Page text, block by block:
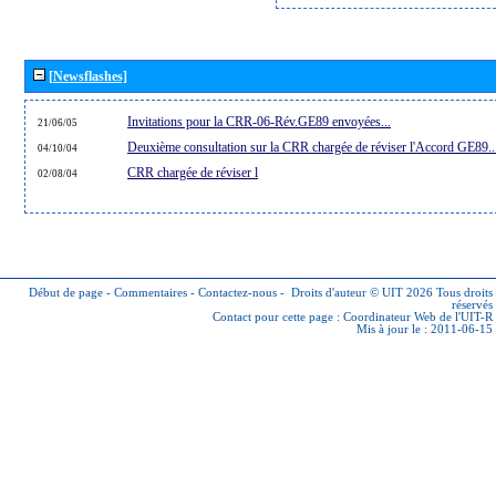
[Newsflashes]
21/06/05 Invitations pour la CRR-06-Rév.GE89 envoyées...
04/10/04 Deuxième consultation sur la CRR chargée de réviser l'Accord
02/08/04 CRR chargée de réviser l
Début de page - Commentaires - Contactez-nous - Droits d'auteur © UIT 2026 Tous droits
réservés
Contact pour cette page : Coordinateur Web de l'UIT-R
Mis à jour le : 2011-06-15